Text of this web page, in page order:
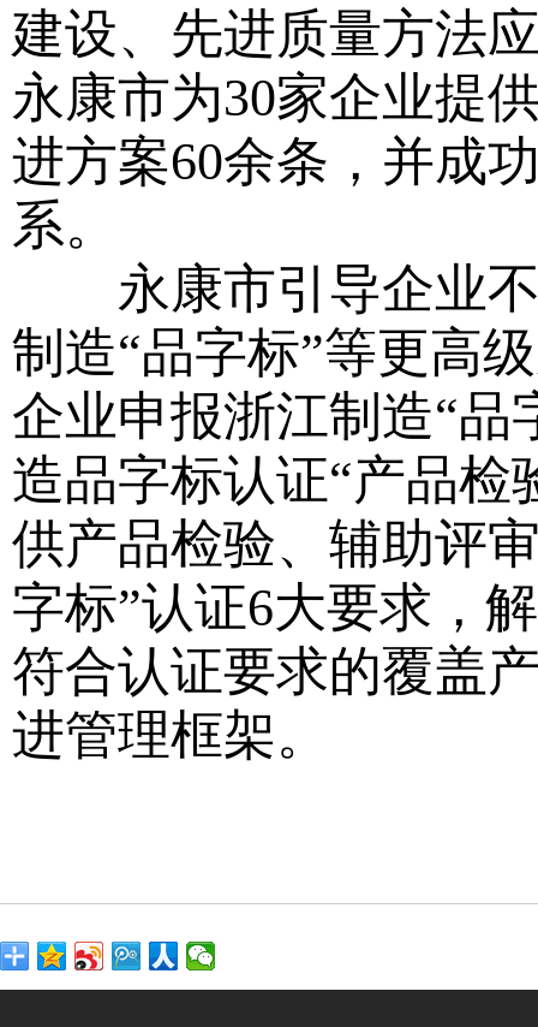
建设、先进质量方法
永康市为30家企业提
进方案60余条，并成
系。
永康市引导企业不
制造“品字标”等更高
企业申报浙江制造“品
造品字标认证“产品检
供产品检验、辅助评
字标”认证6大要求，
符合认证要求的覆盖
进管理框架。